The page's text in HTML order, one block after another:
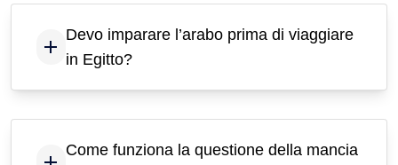
Devo imparare l’arabo prima di viaggiare
in Egitto?
Come funziona la questione della mancia